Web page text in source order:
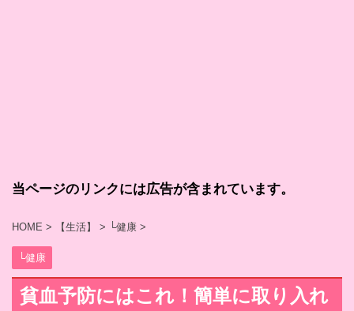
当ページのリンクには広告が含まれています。
HOME > 【生活】 > └健康 >
└健康
貧血予防にはこれ！簡単に取り入れ